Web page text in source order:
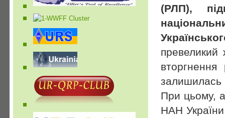
(РЛП),
превеликий
вторгнення
При цьому,
НАН